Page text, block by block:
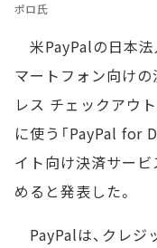
ポロ氏
米PayPalの日本法
マートフォン向けの
レス チェックアウ
に使う「PayPal for
イト向け決済サービ
めると発表した。
PayPalは、クレジ